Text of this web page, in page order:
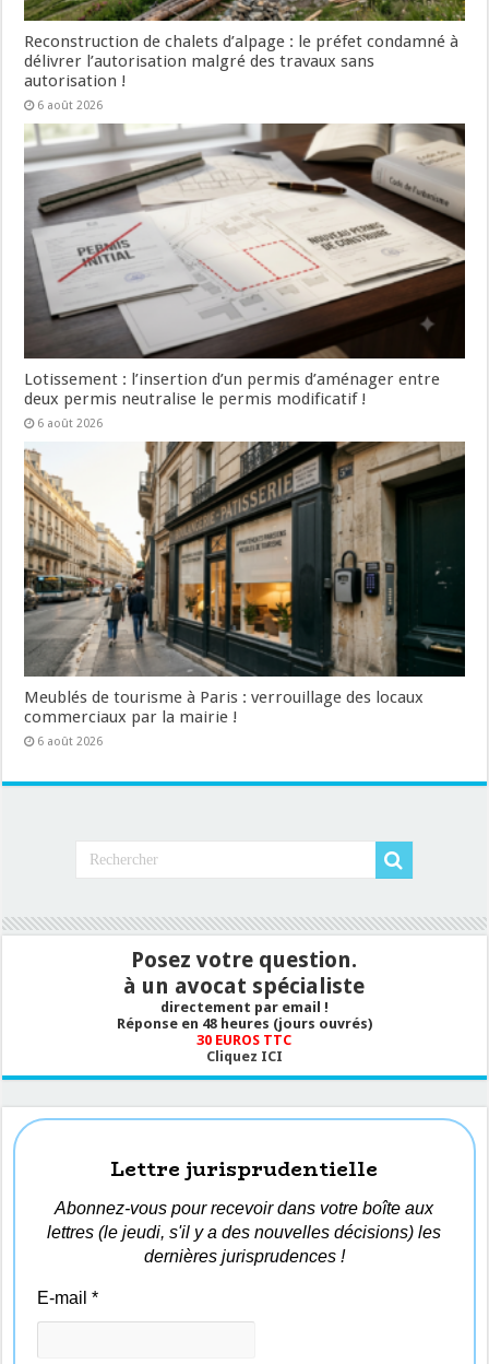
Reconstruction de chalets d’alpage : le préfet condamné à
délivrer l’autorisation malgré des travaux sans
autorisation !
6 août 2026
Lotissement : l’insertion d’un permis d’aménager entre
deux permis neutralise le permis modificatif !
6 août 2026
Meublés de tourisme à Paris : verrouillage des locaux
commerciaux par la mairie !
6 août 2026
Posez votre question.
à un avocat spécialiste
directement par email !
Réponse en 48 heures (jours ouvrés)
30 EUROS TTC
Cliquez ICI
Lettre jurisprudentielle
Abonnez-vous pour recevoir dans votre boîte aux
lettres (le jeudi, s'il y a des nouvelles décisions) les
dernières jurisprudences !
E-mail*